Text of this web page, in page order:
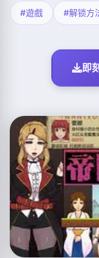
#遊戲 #解锁方
即